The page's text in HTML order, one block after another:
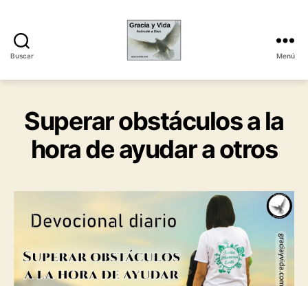
Buscar
y
Menú
Superar obstáculos a la
hora de ayudar a otros